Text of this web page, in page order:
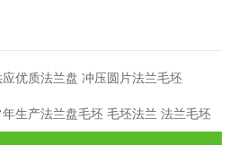
优质法兰盘 冲压圆片法兰毛坯
生产法兰盘毛坯 毛坯法兰 法兰毛坯